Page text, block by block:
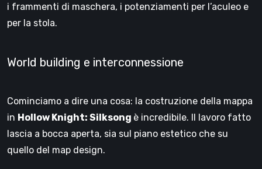
i frammenti di maschera, i potenziamenti per l’aculeo e
per la stola.
World building e interconnessione
Cominciamo a dire una cosa: la costruzione della mappa
in Hollow Knight: Silksong è incredibile. Il lavoro fatto
lascia a bocca aperta, sia sul piano estetico che su
quello del map design.